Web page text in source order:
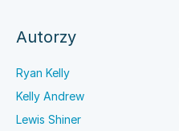
Autorzy
Ryan Kelly
Kelly Andrew
Lewis Shiner